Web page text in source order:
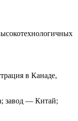
в Канаде,
завод — Китай;